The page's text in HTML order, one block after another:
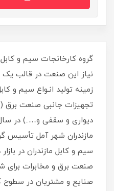
گروه کارخانجات سیم و کابل
نیاز این صنعت در قالب یک
زمینه تولید انـواع سیم و
تجهیزات جانبی صنعت برق
مازندران شهر آمل تأسیس
سیم و کابل مازندران در
صنعت برق و مخابرات
صنایع و مشتریان در